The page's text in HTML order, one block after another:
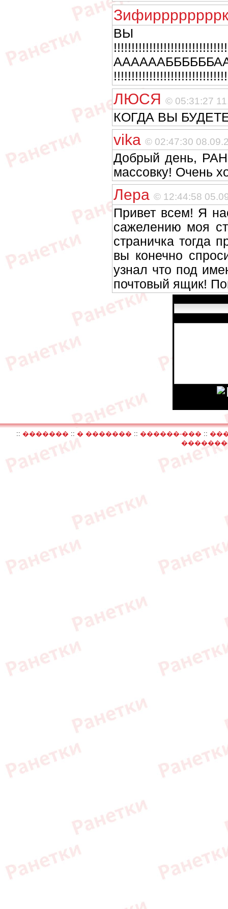
ВЫ
ЛЮСЯ © 05:31:27
КОГДА ВЫ
vika © 02:47:30
Добрый день,
массовку! Очень
Лера © 12:44:58
Привет всем! Я
сажелению моя
страничка тогда
вы конечно
узнал что под
почтовый ящик!
:: ������� :: � ������� :: ������-��� ::